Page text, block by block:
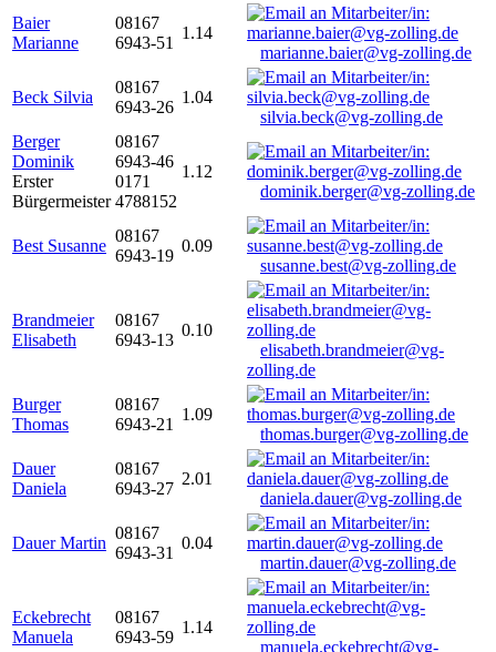
Baier
Marianne
08167
6943-51
1.14
marianne.baier@vg-zolling.de
Beck Silvia
08167
6943-26
1.04
silvia.beck@vg-zolling.de
Berger
Dominik
Erster
Bürgermeister
08167
6943-46
0171
4788152
1.12
dominik.berger@vg-zolling.de
Best Susanne
08167
6943-19
0.09
susanne.best@vg-zolling.de
Brandmeier
Elisabeth
08167
6943-13
0.10
elisabeth.brandmeier@vg-
zolling.de
Burger
Thomas
08167
6943-21
1.09
thomas.burger@vg-zolling.de
Dauer
Daniela
08167
6943-27
2.01
daniela.dauer@vg-zolling.de
Dauer Martin
08167
6943-31
0.04
martin.dauer@vg-zolling.de
Eckebrecht
Manuela
08167
6943-59
1.14
manuela.eckebrecht@vg-